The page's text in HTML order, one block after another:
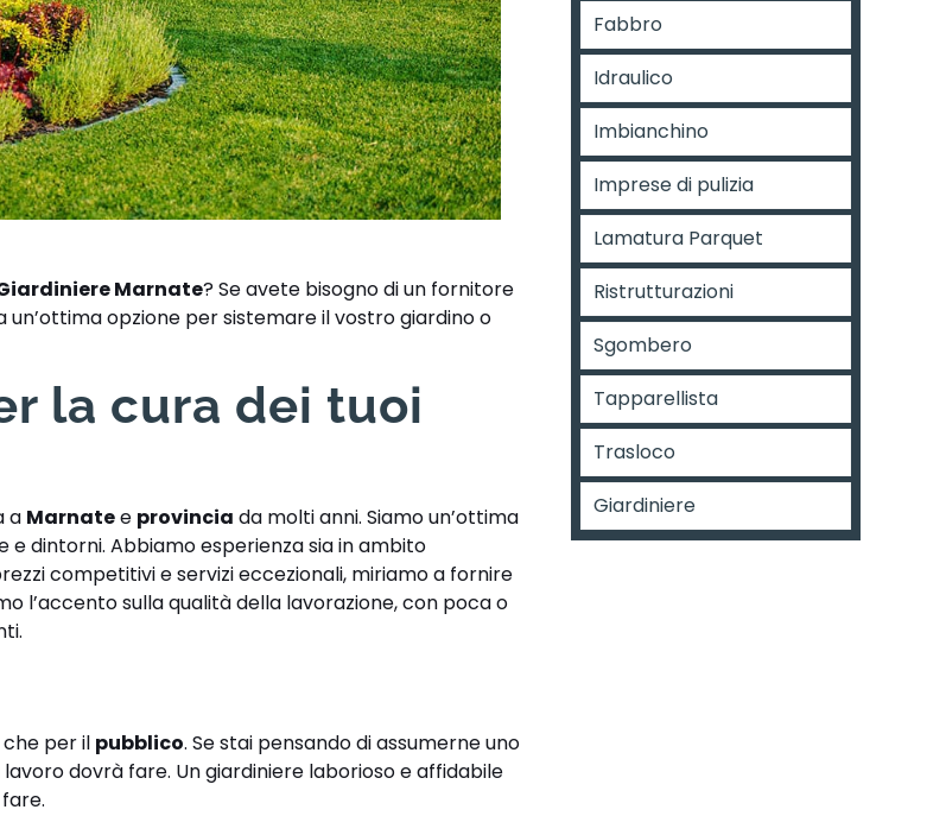
Marnate? Se avete bisogno di un fornitore
opzione per sistemare il vostro giardino o
la cura dei tuoi
a Marnatee provincia da molti anni. Siamo un’ottima
dintorni. Abbiamo esperienza sia in ambito
competitivi e servizi eccezionali, miriamo a fornire
l’accento sulla qualità della lavorazione, con poca o
che per il pubblico. Se stai pensando di assumerne uno
dovrà fare. Un giardiniere laborioso e affidabile
Fabbro
Idraulico
Imbianchino
Imprese di pulizia
Lamatura Parquet
Ristrutturazioni
Sgombero
Tapparellista
Trasloco
Giardiniere